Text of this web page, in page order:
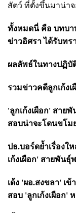
สัตว์ ที่ตั้งขึ้นมาน่าจ
ทั้งหมดนี่ คือ บทบา
ข่าวอิศรา ได้รับทร
ผลลัพธ์ในทางปฏิบั
รวมข่าวคดีลูกเก้งเ
'ลูกเก้งเผือก' สายพั
สอบน่าจะโดนขโม
ปธ.บอร์ดย้ำเรื่อง
เก้งเผือก' สายพันธุ์
เด้ง 'ผอ.สงขลา' เข้
สอบ 'ลูกเก้งเผือก'